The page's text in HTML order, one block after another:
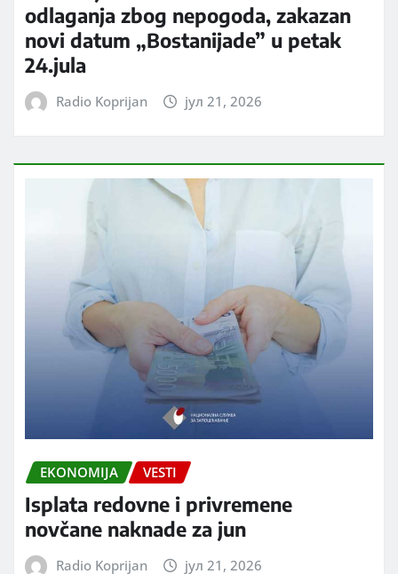
odlaganja zbog nepogoda, zakazan
novi datum „Bostanijade” u petak
24.jula
Radio Koprijan јул 21, 2026
EKONOMIJA VESTI
Isplata redovne i privremene
novčane naknade za jun
Radio Koprijan јул 21, 2026